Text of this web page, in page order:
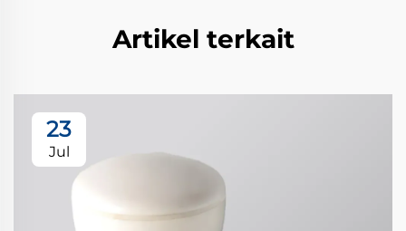
Artikel terkait
23
Jul